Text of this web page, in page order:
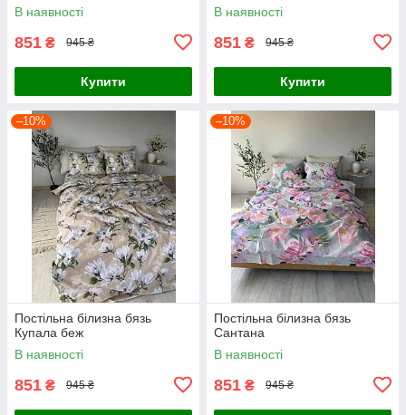
В наявності
851 ₴ 945 ₴
Купити
В наявності
851 ₴ 945 ₴
Купити
–10%
Постільна білизна бязь
Купала беж
В наявності
851 ₴ 945 ₴
–10%
Постільна білизна бязь
Сантана
В наявності
851 ₴ 945 ₴